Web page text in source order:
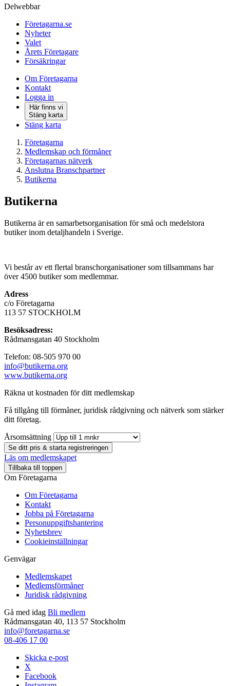
Delwebbar
Företagarna.se
Nyheter
Valet
Årets Företagare
Försäkringar
Om Företagarna
Kontakt
Logga in
Här finns vi
Stäng karta
Stäng karta
Företagarna
Medlemskap och förmåner
Företagarnas nätverk
Anslutna Branschpartner
Butikerna
Butikerna
Butikerna är en samarbetsorganisation för små och medelstora
butiker inom detaljhandeln i Sverige.
Vi består av ett flertal branschorganisationer som tillsammans har
över 4500 butiker som medlemmar.
Adress
c/o Företagarna
113 57 STOCKHOLM
Besöksadress:
Rådmansgatan 40 Stockholm
Telefon: 08-505 970 00
info@butikerna.org
www.butikerna.org
Räkna ut kostnaden för ditt medlemskap
Få tillgång till förmåner, juridisk rådgivning och nätverk som stärker
ditt företag.
Årsomsättning
Se ditt pris & starta registreringen
Läs om medlemskapet
Tillbaka till toppen
Om Företagarna
Om Företagarna
Kontakt
Jobba på Företagarna
Personuppgiftshantering
Nyhetsbrev
Cookieinställningar
Genvägar
Medlemskapet
Medlemsförmåner
Juridisk rådgivning
Gå med idag Bli medlem
Rådmansgatan 40, 113 57 Stockholm
info@foretagarna.se
08-406 17 00
Skicka e-post
X
Facebook